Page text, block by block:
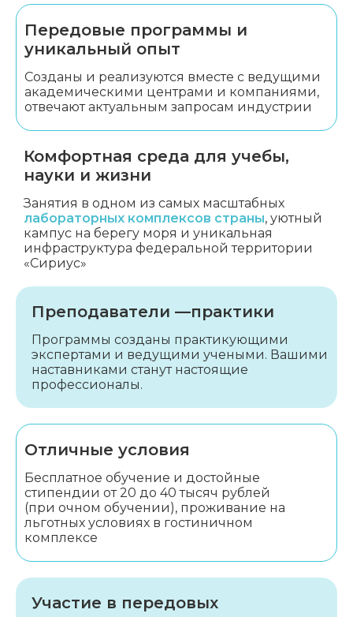
Передовые программы и
уникальный опыт
Созданы и реализуются вместе с ведущими
академическими центрами и компаниями,
отвечают актуальным запросам индустрии
Комфортная среда для учебы,
науки и жизни
Занятия в одном из самых масштабных
лабораторных комплексов страны, уютный
кампус на берегу моря и уникальная
инфраструктура федеральной территории
«Сириус»
Преподаватели —практики
Программы созданы практикующими
экспертами и ведущими учеными. Вашими
наставниками станут настоящие
профессионалы.
Отличные условия
Бесплатное обучение и достойные
стипендии от 20 до 40 тысяч рублей
(при очном обучении), проживание на
льготных условиях в гостиничном
комплексе
Участие в передовых